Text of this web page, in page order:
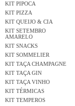
KIT PIPOCA
KIT PIZZA
KIT QUEIJO & CIA
KIT SETEMBRO
AMARELO
KIT SNACKS
KIT SOMMELIER
KIT TAÇA CHAMPAGNE
KIT TAÇA GIN
KIT TAÇA VINHO
KIT TÉRMICAS
KIT TEMPEROS